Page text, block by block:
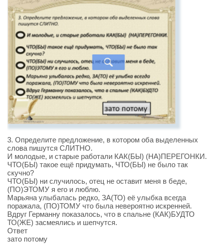
3. Определите предложение, в котором оба выделенных
слова пишутся СЛИТНО.
И молодые, и старые работали КАК(БЫ) (НА)ПЕРЕГОНКИ.
ЧТО(БЫ) такое ещё придумать, ЧТО(БЫ) не было так
скучно?
ЧТО(БЫ) ни случилось, отец не оставит меня в беде,
(ПО)ЭТОМУ я его и люблю.
Марьяна улыбалась редко, ЗА(ТО) её улыбка всегда
поражала, (ПО)ТОМУ что была невероятно искренней.
Вдруг Германну показалось, что в спальне (КАК)БУДТО
ТО(ЖЕ) засмеялись и шепчутся.
Ответ
зато потому